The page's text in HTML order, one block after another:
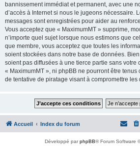
bannissement immédiat et permanent, avec une
d’accès à Internet si nous le jugeons nécessaire.
messages sont enregistrées pour aider au
Vous acceptez que « MaximumMT » supprime,
n’importe quel sujet lorsque nous estimons que
que membre, vous acceptez que toutes les
soient stockées dans notre base de données.
soient pas diffusées à une tierce partie sans votre
« MaximumMT », ni phpBB ne pourront être
de tentative de piratage visant à compromettre les
Accueil Index du forum
Développé parphpBB® Forum Software